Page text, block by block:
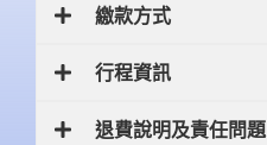
繳款方式
行程資訊
退費說明及責任問題